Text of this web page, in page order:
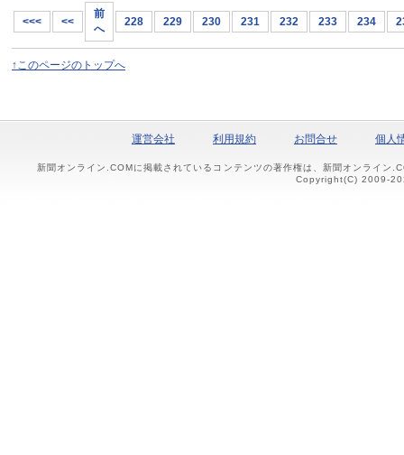
<<< <<
前
へ
228 229 230 231 232 233 234
↑このページのトップへ
運営会社 利用規約 お問合せ 個人
新聞オンライン.COMに掲載されているコンテンツの著作権は、新聞オンライン
Copyright(C) 2009-